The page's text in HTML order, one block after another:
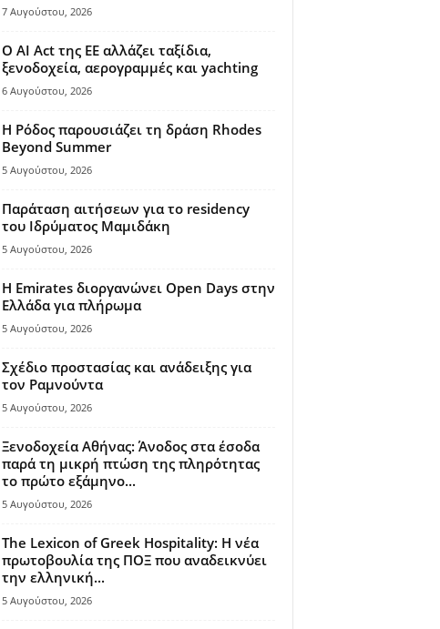
7 Αυγούστου, 2026
Ο AI Act της ΕΕ αλλάζει ταξίδια,
ξενοδοχεία, αερογραμμές και yachting
6 Αυγούστου, 2026
Η Ρόδος παρουσιάζει τη δράση Rhodes
Beyond Summer
5 Αυγούστου, 2026
Παράταση αιτήσεων για το residency
του Ιδρύματος Μαμιδάκη
5 Αυγούστου, 2026
Η Emirates διοργανώνει Open Days στην
Ελλάδα για πλήρωμα
5 Αυγούστου, 2026
Σχέδιο προστασίας και ανάδειξης για
τον Ραμνούντα
5 Αυγούστου, 2026
Ξενοδοχεία Αθήνας: Άνοδος στα έσοδα
παρά τη μικρή πτώση της πληρότητας
το πρώτο εξάμηνο...
5 Αυγούστου, 2026
The Lexicon of Greek Hospitality: Η νέα
πρωτοβουλία της ΠΟΞ που αναδεικνύει
την ελληνική...
5 Αυγούστου, 2026